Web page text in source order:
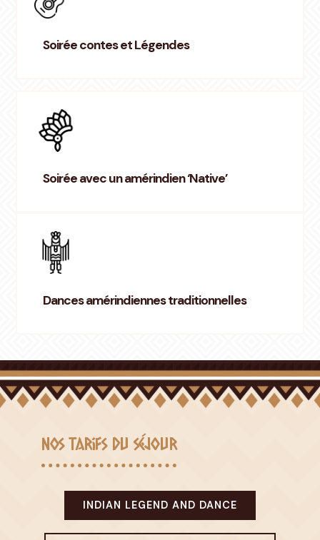
Soirée contes et Légendes
Soirée avec un amérindien ‘Native’
Dances amérindiennes traditionnelles
Nos tarifs du séjour
INDIAN LEGEND AND DANCE